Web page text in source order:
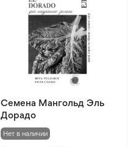
Семена Мангольд Эль
Дорадо
Нет в наличии